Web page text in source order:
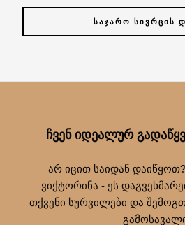
ᲡᲐᲯᲐᲠᲝ ᲡᲘᲕᲠᲪᲘᲡ
ᲩᲕᲔᲜ ᲘᲓᲔᲐᲚᲣᲠ
არ იცით საიდან
ვიქტორინა - ეს
თქვენი სურვილები და